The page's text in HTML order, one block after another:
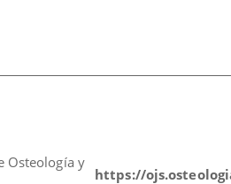
Osteología y
https://